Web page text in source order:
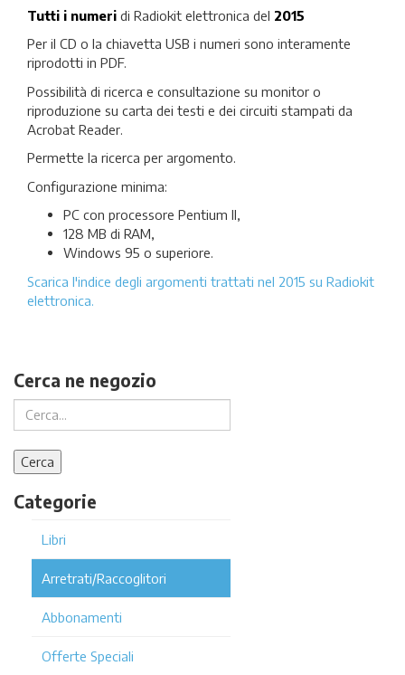
Tutti i numeri di Radiokit elettronica del 2015
Per il CD o la chiavetta USB i numeri sono interamente
riprodotti in PDF.
Possibilità di ricerca e consultazione su monitor o
riproduzione su carta dei testi e dei circuiti stampati da
Acrobat Reader.
Permette la ricerca per argomento.
Configurazione minima:
PC con processore Pentium II,
128 MB di RAM,
Windows 95 o superiore.
Scarica l'indice degli argomenti trattati nel 2015 su Radiokit
elettronica.
Cerca ne negozio
Categorie
Libri
Arretrati/Raccoglitori
Abbonamenti
Offerte Speciali